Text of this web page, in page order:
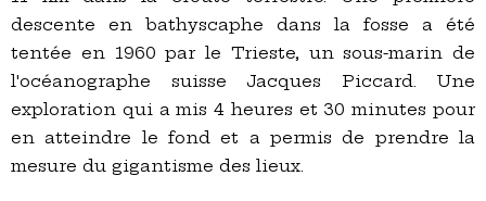
descente en bathyscaphe dans la fosse a été
tentée en 1960 par le Trieste, un sous-marin de
l'océanographe suisse Jacques Piccard. Une
exploration qui a mis 4 heures et 30 minutes pour
en atteindre le fond et a permis de prendre la
mesure du gigantisme des lieux.